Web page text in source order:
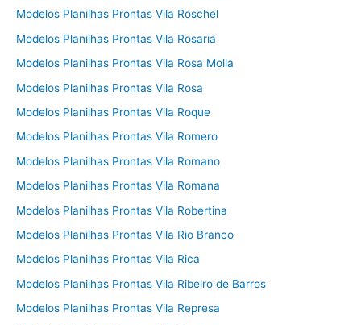
Modelos Planilhas Prontas Vila Roschel
Modelos Planilhas Prontas Vila Rosaria
Modelos Planilhas Prontas Vila Rosa Molla
Modelos Planilhas Prontas Vila Rosa
Modelos Planilhas Prontas Vila Roque
Modelos Planilhas Prontas Vila Romero
Modelos Planilhas Prontas Vila Romano
Modelos Planilhas Prontas Vila Romana
Modelos Planilhas Prontas Vila Robertina
Modelos Planilhas Prontas Vila Rio Branco
Modelos Planilhas Prontas Vila Rica
Modelos Planilhas Prontas Vila Ribeiro de Barros
Modelos Planilhas Prontas Vila Represa